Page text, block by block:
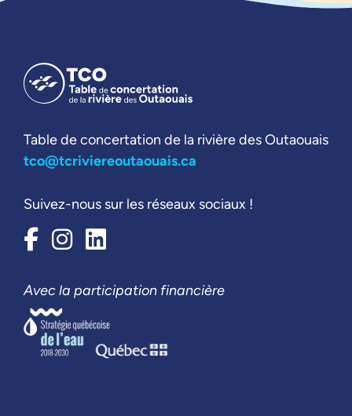
Table de concertation de la rivière des Outaouais
tco@tcriviereoutaouais.ca
Suivez-nous sur les réseaux sociaux !
Avec la participation financière